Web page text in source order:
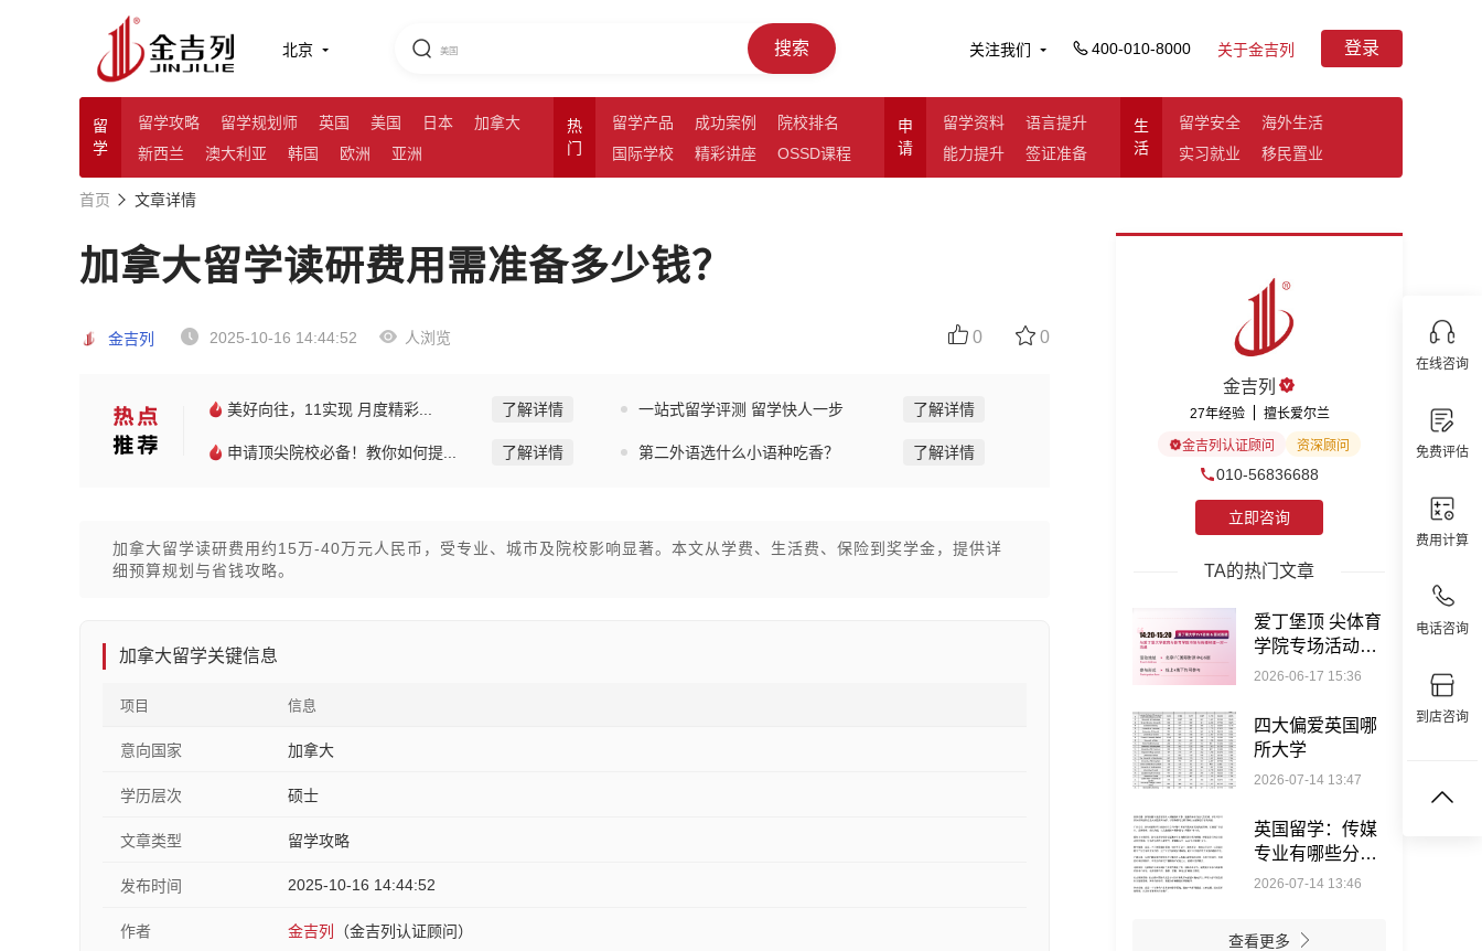
北京 搜索 关注我们 400-010-8000 关于金吉列 登录
留
学
留学攻略 留学规划师 英国 美国 日本
加拿大
新西兰
澳大利亚 韩国 欧洲 亚洲
热
门
留学产品 成功案例
院校排名
国际学校
精彩讲座 OSSD课程
申
请
留学资料
语言提升
能力提升
签证准备
生
活
留学安全
海外生活
实习就业
移民置业
在线咨询
免费评估
费用计算
电话咨询
到店咨询
首页 文章详情
加拿大留学读研费用需准备多少钱？
金吉列 2025-10-16 14:44:52 人浏览 0 0
美好向往，11实现 月度精彩... 了解详情 一站式留学评测 留学快人一步 了解详情
申请顶尖院校必备！教你如何提... 了解详情 第二外语选什么小语种吃香？ 了解详情
加拿大留学读研费用约15万-40万元人民币，受专业、城市及院校影响显著。本文从学费、生活费、保险到奖学金，提供详
细预算规划与省钱攻略。
加拿大留学关键信息
项目 信息
意向国家 加拿大
学历层次 硕士
文章类型 留学攻略
发布时间 2025-10-16 14:44:52
作者 金吉列 （金吉列认证顾问）
金吉列
27年经验 擅长爱尔兰
金吉列认证顾问 资深顾问
010-56836688
立即咨询
TA的热门文章
爱丁堡顶 尖体育
学院专场活动，
讲座+面试+校友
2026-06-17 15:36
四大偏爱英国哪
所大学
2026-07-14 13:47
英国留学：传媒
专业有哪些分
类？
2026-07-14 13:46
查看更多